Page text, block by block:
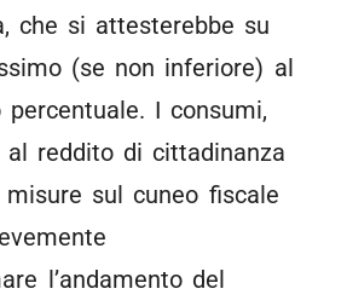
che si attesterebbe su
(se non inferiore) al
I consumi,
al reddito di cittadinanza
sul cuneo fiscale
l’andamento del